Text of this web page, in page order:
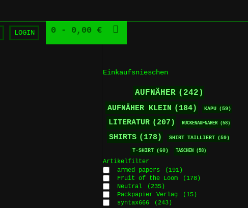
LOGIN 0 - 0,00 €
Einkaufsnieschen
AUFNÄHER (242)
AUFNÄHER KLEIN (184) KAPU (59)
LITERATUR (207) RÜCKENAUFNÄHER (58)
SHIRTS (178) SHIRT TAILLIERT (59)
T-SHIRT (60) TASCHEN (58)
Artikelfilter
armed papers
(191)
Fruit of the Loom
(178)
Neutral
(235)
Packpapier Verlag
(15)
syntax666
(243)